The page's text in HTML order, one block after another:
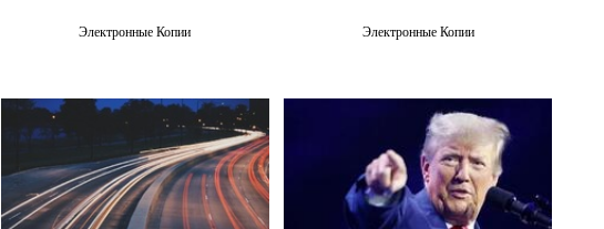
Электронные Копии Электронные Копии